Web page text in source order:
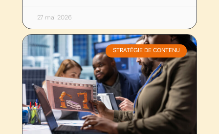
27 mai 2026
STRATÉGIE DE CONTENU